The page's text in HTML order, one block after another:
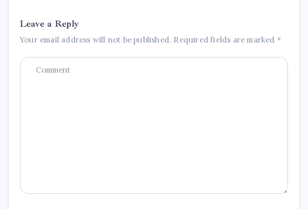
Leave a Reply
Your email address will not be published. Required fields are marked *